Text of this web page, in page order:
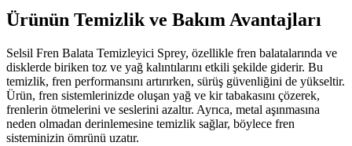
Ürünün Temizlik ve Bakım Avantajları
Selsil Fren Balata Temizleyici Sprey, özellikle fren balatalarında ve
disklerde biriken toz ve yağ kalıntılarını etkili şekilde giderir. Bu
temizlik, fren performansını artırırken, sürüş güvenliğini de yükseltir.
Ürün, fren sistemlerinizde oluşan yağ ve kir tabakasını çözerek,
frenlerin ötmelerini ve seslerini azaltır. Ayrıca, metal aşınmasına
neden olmadan derinlemesine temizlik sağlar, böylece fren
sisteminizin ömrünü uzatır.